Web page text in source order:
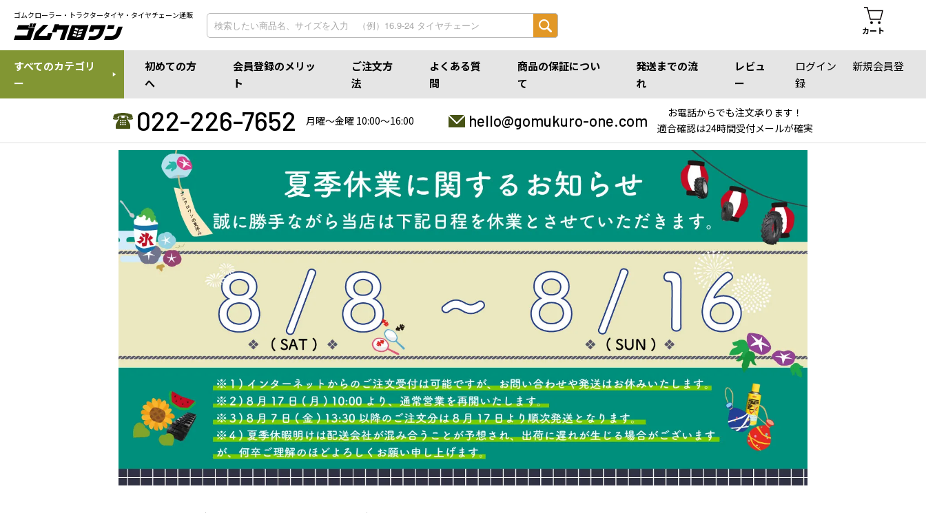
ゴムクローラー・トラクタータイヤ・タイヤチェーン通販
カート
すべてのカテゴリ
ー
初めての方
へ
会員登録のメリッ
ト
ご注文方
法
よくある質
問
商品の保証につい
て
発送までの流
れ
レビュ
ー
ログイン
新規会員登
録
022-226-7652 月曜〜金曜 10:00〜16:00 hello@gomukuro-one.com
お電話からでも注文承ります！
適合確認は24時間受付メールが確実